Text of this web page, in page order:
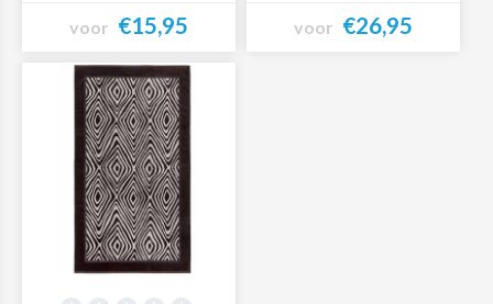
voor €15,95
Bekijk product
voor €26,95